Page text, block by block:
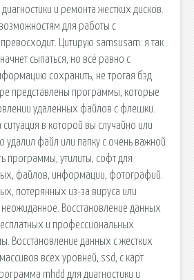
и ремонта жестких дисков.
для работы с
Цитирую samsusam: я так
сыпаться, но всё равно с
сохранить, не трогая бэд
представлены программы, которые
удаленных файлов с флешки.
в которой вы случайно или
удалил файл или папку с очень важной
программы, утилиты, софт для
файлов, информации, фотографий.
потерянных из-за вируса или
Восстановление данных
и профессиональных
Восстановление данных с жестких
всех уровней, ssd, c карт
mhdd для диагностики и